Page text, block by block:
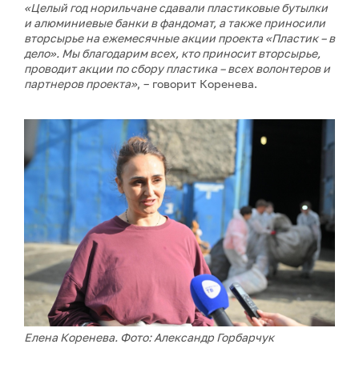
«Целый год норильчане сдавали пластиковые бутылки
и алюминиевые банки в фандомат, а также приносили
вторсырье на ежемесячные акции проекта «Пластик – в
дело». Мы благодарим всех, кто приносит вторсырье,
проводит акции по сбору пластика – всех волонтеров и
партнеров проекта», – говорит Коренева.
Елена Коренева. Фото: Александр Горбарчук